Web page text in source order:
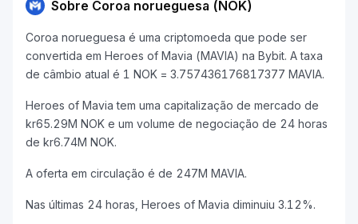
Sobre Coroa norueguesa (NOK)
Coroa norueguesa é uma criptomoeda que pode ser
convertida em Heroes of Mavia (MAVIA) na Bybit. A taxa
de câmbio atual é 1 NOK = 3.757436176817377 MAVIA.
Heroes of Mavia tem uma capitalização de mercado de
kr65.29M NOK e um volume de negociação de 24 horas
de kr6.74M NOK.
A oferta em circulação é de 247M MAVIA.
Nas últimas 24 horas, Heroes of Mavia diminuiu 3.12%.